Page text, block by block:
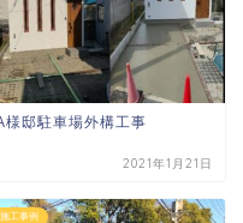
様邸駐車場外構工事
2021年1月21日
施工事例